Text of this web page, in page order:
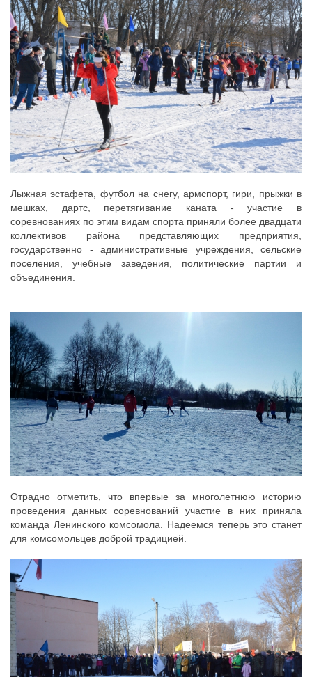
Лыжная эстафета, футбол на снегу, армспорт, гири, прыжки в
мешках, дартс, перетягивание каната - участие в
соревнованиях по этим видам спорта приняли более двадцати
коллективов района представляющих предприятия,
государственно - административные учреждения, сельские
поселения, учебные заведения, политические партии и
объединения.
Отрадно отметить, что впервые за многолетнюю историю
проведения данных соревнований участие в них приняла
команда Ленинского комсомола. Надеемся теперь это станет
для комсомольцев доброй традицией.